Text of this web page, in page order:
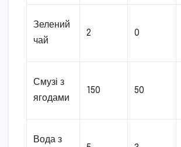
Зелений
чай
2 0
Смузі з
ягодами
150 50
Вода з